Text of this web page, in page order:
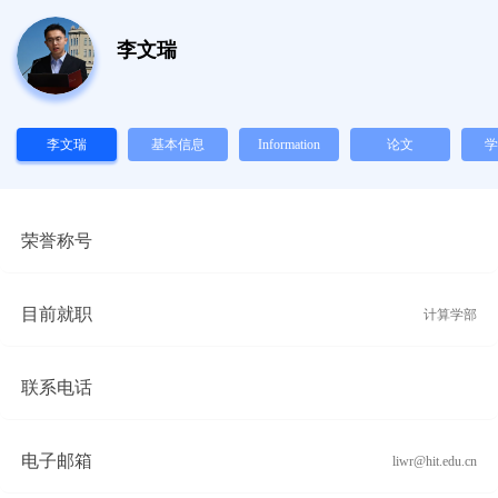
李文瑞
李文瑞 基本信息 Information 论文
荣誉称号
目前就职 计算学部
联系电话
电子邮箱 liwr@hit.edu.cn